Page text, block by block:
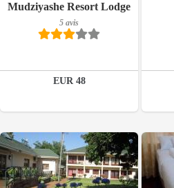
Mudziyashe Resort Lodge
5 avis
EUR 48
Détails